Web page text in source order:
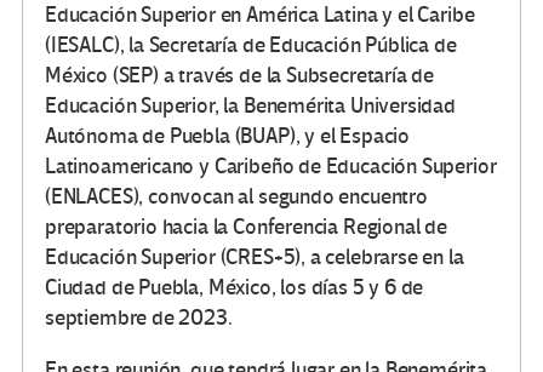
Educación Superior en América Latina y el Caribe
(IESALC), la Secretaría de Educación Pública de
México (SEP) a través de la Subsecretaría de
Educación Superior, la Benemérita Universidad
Autónoma de Puebla (BUAP), y el Espacio
Latinoamericano y Caribeño de Educación Superior
(ENLACES), convocan al segundo encuentro
preparatorio hacia la Conferencia Regional de
Educación Superior (CRES+5), a celebrarse en la
Ciudad de Puebla, México, los días 5 y 6 de
septiembre de 2023.